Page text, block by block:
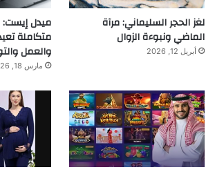
لغز الحجر السليماني: مرآة
الماضي ونبوءة الزوال
أبريل 12, 2026
ميدل
متكاملة
والعمل
مارس 18, 2026